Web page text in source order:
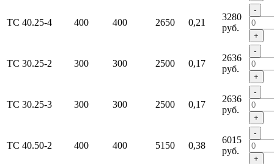
ТС 40.25-4 400 400 2650 0,21
3280
руб.
-
+
ТС 30.25-2 300 300 2500 0,17
2636
руб.
-
+
ТС 30.25-3 300 300 2500 0,17
2636
руб.
-
+
ТС 40.50-2 400 400 5150 0,38
6015
руб.
-
+